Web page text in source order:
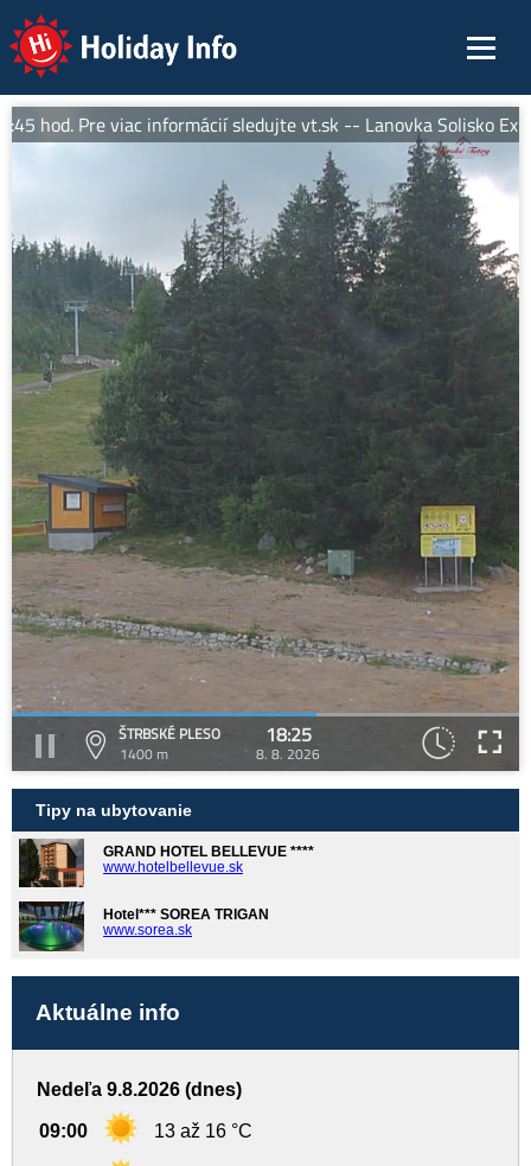
Holiday Info
hod. Pre viac informácií sledujte vt.sk -- Lanovka Solisko
ŠTRBSKÉ PLESO
1400 m
18:25
8. 8. 2026
Tipy na ubytovanie
GRAND HOTEL BELLEVUE ****
www.hotelbellevue.sk
Hotel*** SOREA TRIGAN
www.sorea.sk
Aktuálne info
Nedeľa 9.8.2026 (dnes)
09:00 13 až 16 °C